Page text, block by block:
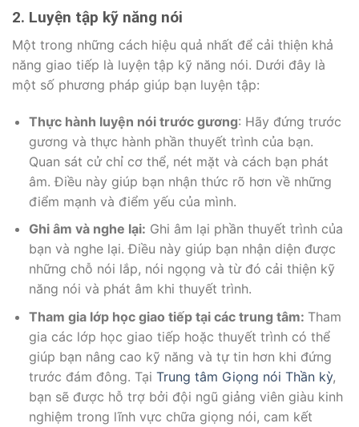
2. Luyện tập kỹ năng nói
Một trong những cách hiệu quả nhất để cải thiện khả
năng giao tiếp là luyện tập kỹ năng nói. Dưới đây là
một số phương pháp giúp bạn luyện tập:
Thực hành luyện nói trước gương: Hãy đứng trước
gương và thực hành phần thuyết trình của bạn.
Quan sát cử chỉ cơ thể, nét mặt và cách bạn phát
âm. Điều này giúp bạn nhận thức rõ hơn về những
điểm mạnh và điểm yếu của mình.
Ghi âm và nghe lại: Ghi âm lại phần thuyết trình của
bạn và nghe lại. Điều này giúp bạn nhận diện được
những chỗ nói lắp, nói ngọng và từ đó cải thiện kỹ
năng nói và phát âm khi thuyết trình.
Tham gia lớp học giao tiếp tại các trung tâm: Tham
gia các lớp học giao tiếp hoặc thuyết trình có thể
giúp bạn nâng cao kỹ năng và tự tin hơn khi đứng
trước đám đông. Tại Trung tâm Giọng nói Thần kỳ,
bạn sẽ được hỗ trợ bởi đội ngũ giảng viên giàu kinh
nghiệm trong lĩnh vực chữa giọng nói, cam kết